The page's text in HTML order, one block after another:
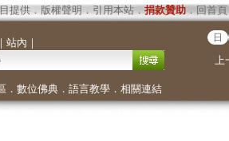
提供． 版權聲明 ． 引用本站． 捐款贊助．回首頁
站內 ｜ 日
上
． 數位佛典． 語言教學． 相關連結